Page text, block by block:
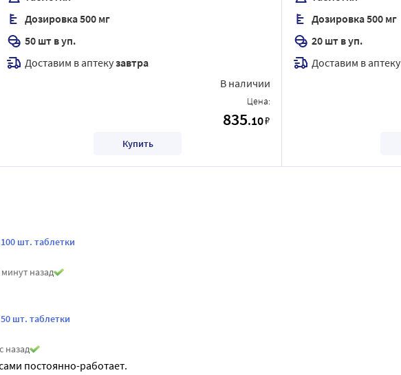
Дозировка 500 мг
50 шт в уп.
Доставим в аптекузавтра
В наличии
Цена:
835.10₽
Купить
Дозировка 500 мг
20 шт в уп.
Доставим в аптеку
шт. таблетки
назад
шт. таблетки
назад
постоянно-работает.